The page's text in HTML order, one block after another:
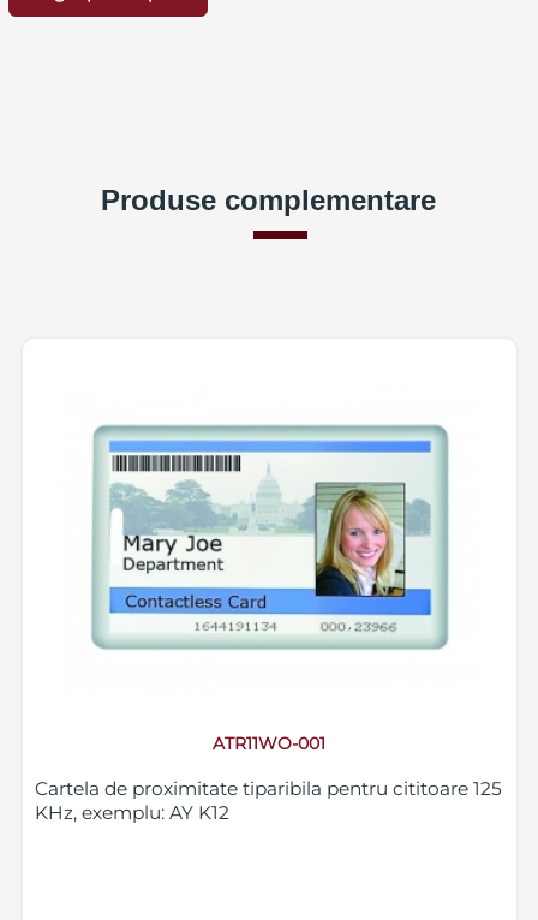
Produse complementare
ATR11WO-001
Cartela de proximitate tiparibila pentru cititoare 125
KHz, exemplu: AY K12